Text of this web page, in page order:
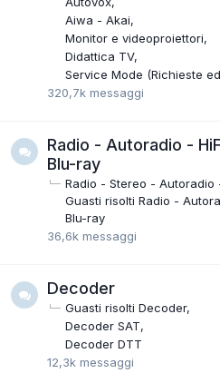
Aiwa - Akai
Monitor e videoproiettori
Didattica TV
Service Mode (Richieste
320,7k messaggi
Radio - Autoradio -
Blu-ray
Radio - Stereo - Autoradio
Guasti risolti Radio -
Blu-ray
36,6k messaggi
Decoder
Guasti risolti Decoder
Decoder SAT
Decoder DTT
12,3k messaggi